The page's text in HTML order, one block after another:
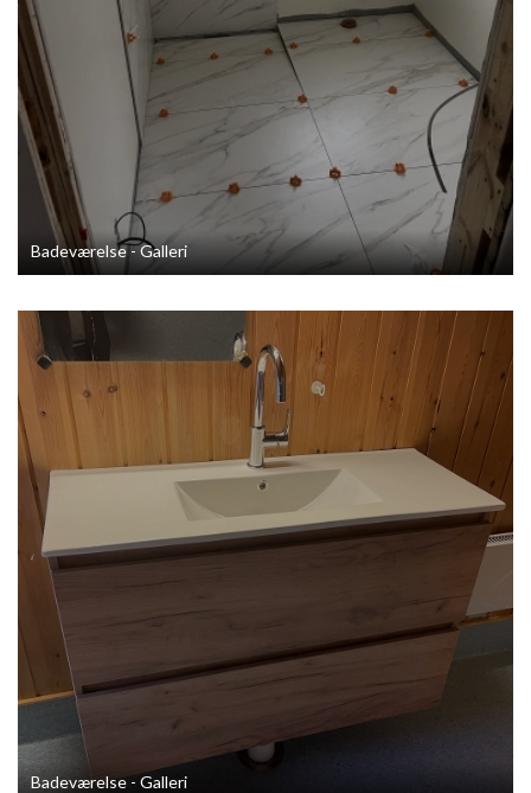
Badeværelse - Galleri
Badeværelse - Galleri